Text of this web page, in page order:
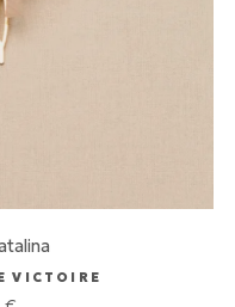
VICTOIRE